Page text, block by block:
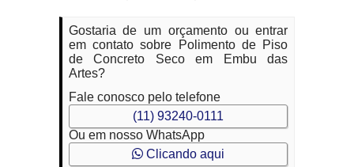
Gostaria de um orçamento ou entrar
em contato sobre Polimento de Piso
de Concreto Seco em Embu das
Artes?
Fale conosco pelo telefone
(11) 93240-0111
Ou em nosso WhatsApp
Clicando aqui